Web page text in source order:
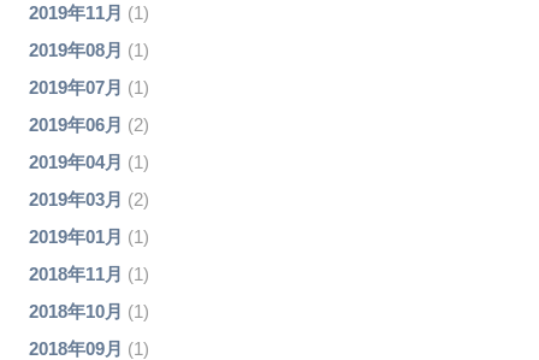
2019年11月 (1)
2019年08月 (1)
2019年07月 (1)
2019年06月 (2)
2019年04月 (1)
2019年03月 (2)
2019年01月 (1)
2018年11月 (1)
2018年10月 (1)
2018年09月 (1)